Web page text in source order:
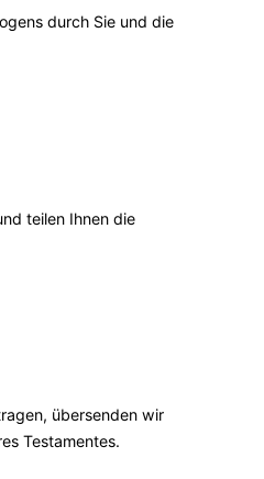
durch Sie und die
teilen Ihnen die
übersenden wir
Testamentes.